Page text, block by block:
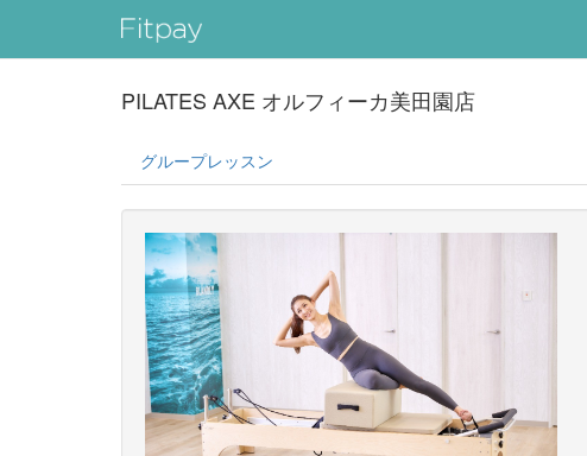
PILATES AXE オルフィーカ美田園店
グループレッスン